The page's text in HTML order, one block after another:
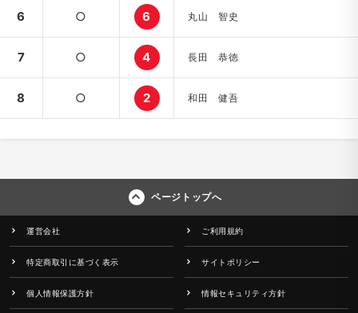
6 ○ 6 丸山 智史
7 ○ 4 長田 恭徳
8 ○ 2 和田 健吾
ページトップへ
運営会社 ご利用規約
特定商取引に基づく表示 サイトポリシー
個人情報保護方針 情報セキュリティ方針